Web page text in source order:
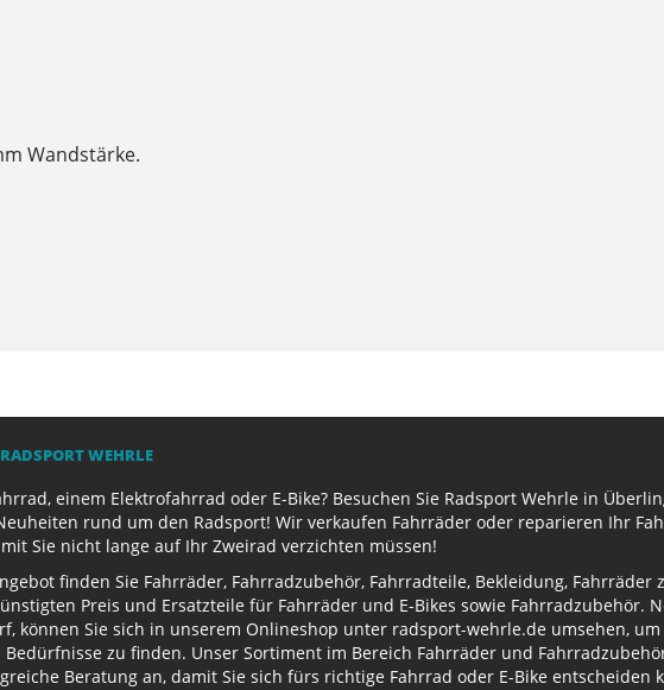
Wandstärke.
WEHRLE
einem Elektrofahrrad oder E-Bike? Besuchen Sie Radsport Wehrle in
rund um den Radsport! Wir verkaufen Fahrräder oder reparieren Ihr
Sie nicht lange auf Ihr Zweirad verzichten müssen!
finden Sie Fahrräder, Fahrradzubehör, Fahrradteile, Bekleidung, Fahrräder
Preis und Ersatzteile für Fahrräder und E-Bikes sowie Fahrradzubehör.
können Sie sich in unserem Onlineshop unter radsport-wehrle.de umsehen,
zu finden. Unser Sortiment im Bereich Fahrräder und
Beratung an, damit Sie sich fürs richtige Fahrrad oder E-Bike entscheiden